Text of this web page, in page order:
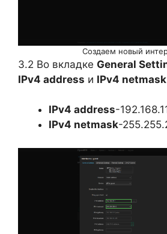
Создаем новый
3.2 Во вкладке General
IPv4 address и IPv4 netmask
IPv4 address-
IPv4 netmask-